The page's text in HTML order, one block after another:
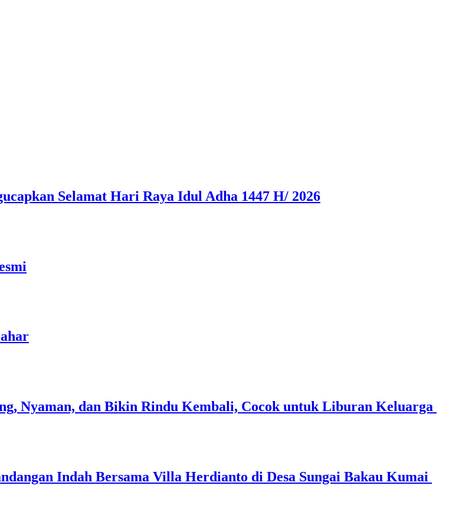
Selamat Hari Raya Idul Adha 1447 H/ 2026
Nyaman, dan Bikin Rindu Kembali, Cocok untuk Liburan Keluarga
Indah Bersama Villa Herdianto di Desa Sungai Bakau Kumai